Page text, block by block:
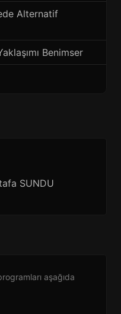
Alternatif
Benimser
SUNDU
aşağıda